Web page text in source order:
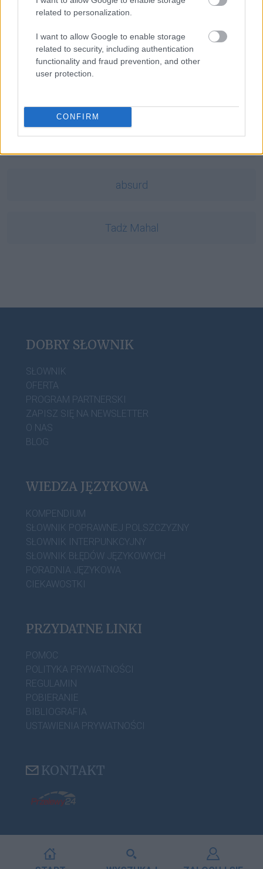
related to personalization.
I want to allow Google to enable storage
related to security, including authentication
functionality and fraud prevention, and other
user protection.
CONFIRM
ork
bajt
absurd
Tadż Mahal
DOBRY SŁOWNIK
SŁOWNIK
OFERTA
PROGRAM PARTNERSKI
ZAPISZ SIĘ NA NEWSLETTER
O NAS
BLOG
WIEDZA JĘZYKOWA
KOMPENDIUM
SŁOWNIK POPRAWNEJ POLSZCZYZNY
SŁOWNIK INTERPUNKCYJNY
SŁOWNIK BŁĘDÓW JĘZYKOWYCH
PORADNIA JĘZYKOWA
CIEKAWOSTKI
PRZYDATNE LINKI
POMOC
POLITYKA PRYWATNOŚCI
REGULAMIN
POBIERANIE
BIBLIOGRAFIA
USTAWIENIA PRYWATNOŚCI
KONTAKT